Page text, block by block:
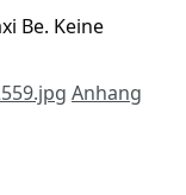
Be. Keine
Anhang